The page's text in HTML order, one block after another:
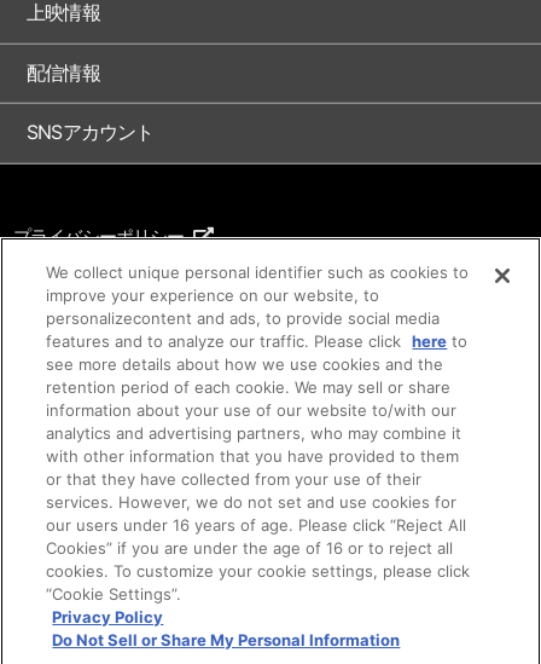
上映情報
配信情報
SNSアカウント
プライバシーポリシー
ご利用条件
著作権について
アイデア等のご提案について
©SUNRISE ©Bandai Namco Filmworks Inc.
ご注意：内容および画像の転載はお断りいたします。
We collect unique personal identifier such as cookies to
improve your experience on our website, to
personalizecontent and ads, to provide social media
features and to analyze our traffic. Please click here to
see more details about how we use cookies and the
retention period of each cookie. We may sell or share
information about your use of our website to/with our
analytics and advertising partners, who may combine it
with other information that you have provided to them
or that they have collected from your use of their
services. However, we do not set and use cookies for
our users under 16 years of age. Please click “Reject All
Cookies” if you are under the age of 16 or to reject all
cookies. To customize your cookie settings, please click
“Cookie Settings”.
Privacy Policy
Do Not Sell or Share My Personal Information